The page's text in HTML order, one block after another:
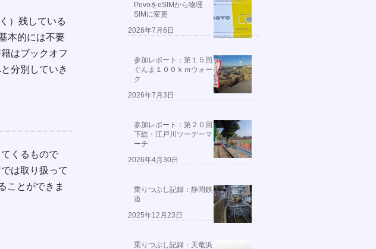
）残している
本的には不要
はブックオフ
分別していき
くるもので
は取り扱って
ことができま
PovoをeSIMから物理
SIMに変更
2026年7月6日
参加レポート：第１５回
ぐんま１００ｋｍウォー
ク
2026年7月3日
参加レポート：第２０回
下総・江戸川ツーデーマ
ーチ
2026年4月30日
乗りつぶし記録：静岡鉄
道
2025年12月23日
乗りつぶし記録：天竜浜